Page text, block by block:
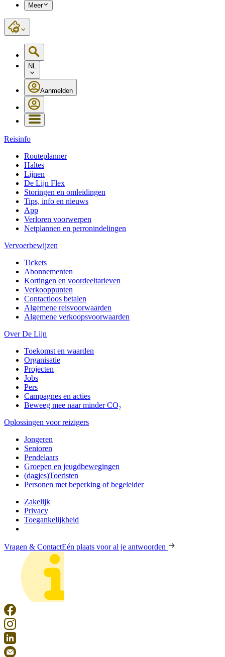
Meer
NL
Aanmelden
Reisinfo
Routeplanner
Haltes
Lijnen
De Lijn Flex
Storingen en omleidingen
Tips, info en nieuws
App
Verloren voorwerpen
Netplannen en perronindelingen
Vervoerbewijzen
Tickets
Abonnementen
Kortingen en voordeeltarieven
Verkooppunten
Contactloos betalen
Algemene reisvoorwaarden
Algemene verkoopsvoorwaarden
Over De Lijn
Toekomst en waarden
Organisatie
Projecten
Jobs
Pers
Campagnes en acties
Beweeg mee naar minder CO₂
Oplossingen voor reizigers
Jongeren
Senioren
Pendelaars
Groepen en jeugdbewegingen
(dagjes)Toeristen
Personen met beperking of begeleider
Zakelijk
Privacy
Toegankelijkheid
Vragen & ContactEén plaats voor al je antwoorden